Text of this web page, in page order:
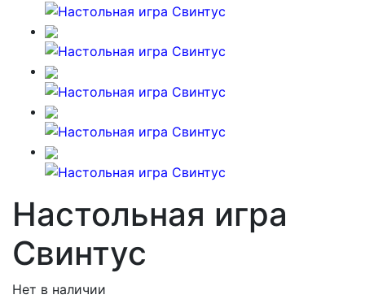
Настольная игра
Свинтус
Нет в наличии